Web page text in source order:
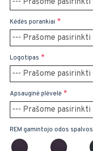
Kėdės porankiai
Logotipas
Apsauginė plėvelė
REM gamintojo odos spalvos